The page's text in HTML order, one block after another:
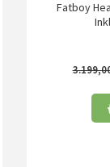
Fatboy